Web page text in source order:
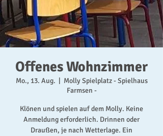
Offenes Wohnzimmer
Mo., 13. Aug.
Molly Spielplatz - Spielhaus
Farmsen -
Klönen und spielen auf dem Molly. Keine
Anmeldung erforderlich. Drinnen oder
Draußen, je nach Wetterlage. Ein